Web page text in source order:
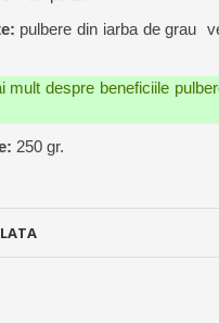
pulbere din iarba de grau
mult despre beneficiile
250 gr.